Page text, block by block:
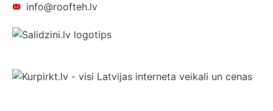
info@roofteh.lv